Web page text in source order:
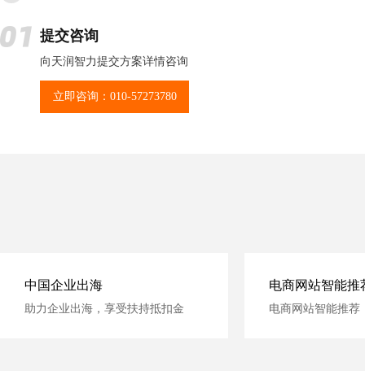
提交咨询
向天润智力提交方案详情咨询
立即咨询：010-57273780
中国企业出海
助力企业出海，享受扶持抵扣金
电商网站智能推
电商网站智能推荐